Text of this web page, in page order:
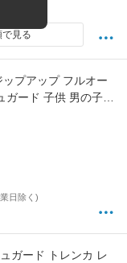
で見る
プアップ フルオー
ガード 子供 男の子
ュキッズ 子供ラッ
130 140 150 160
日除く)
ガード トレンカ レ